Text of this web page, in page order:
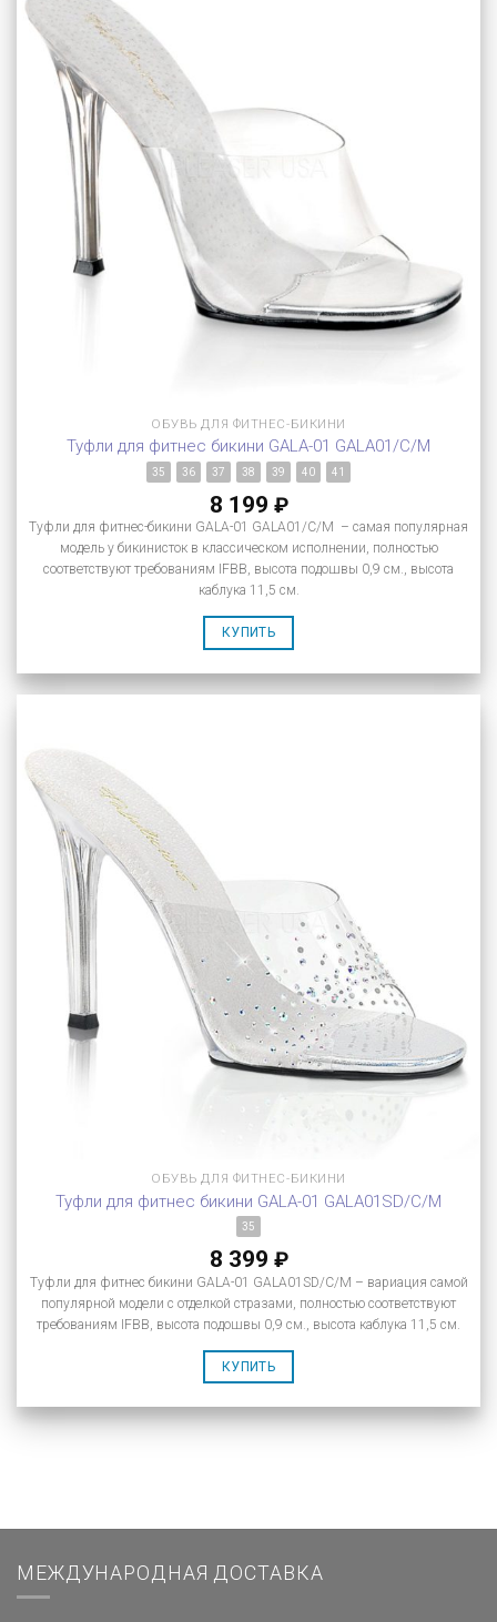
ОБУВЬ ДЛЯ ФИТНЕС-БИКИНИ
Туфли для фитнес бикини GALA-01 GALA01/C/M
35 36 37 38 39 40 41
8 199 ₽
Туфли для фитнес-бикини GALA-01 GALA01/C/M – самая популярная
модель у бикинисток в классическом исполнении, полностью
соответствуют требованиям IFBB, высота подошвы 0,9 см., высота
каблука 11,5 см.
КУПИТЬ
ОБУВЬ ДЛЯ ФИТНЕС-БИКИНИ
Туфли для фитнес бикини GALA-01 GALA01SD/C/M
35
8 399 ₽
Туфли для фитнес бикини GALA-01 GALA01SD/C/M – вариация самой
популярной модели с отделкой стразами, полностью соответствуют
требованиям IFBB, высота подошвы 0,9 см., высота каблука 11,5 см.
КУПИТЬ
МЕЖДУНАРОДНАЯ ДОСТАВКА